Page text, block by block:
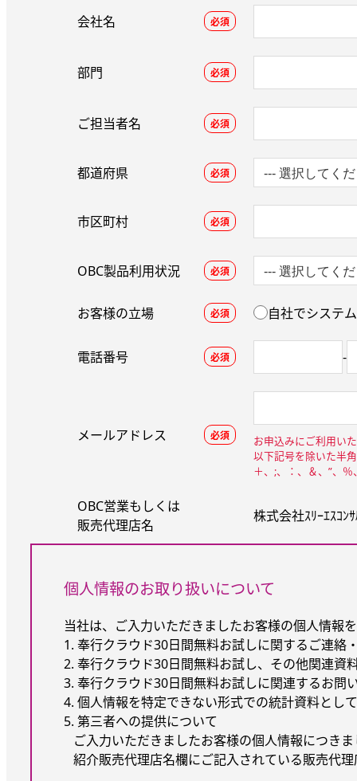
会社名 必須
部門 必須
ご担当者名 必須
都道府県 必須
市区町村 必須
OBC製品利用状況 必須
お客様の立場 必須 自社でシステ
電話番号 必須 -
メールアドレス 必須
お申込みにご利用い
以下記号を除いた半
＋、;、：、＆、”、
OBC営業もしくは
販売代理店名
株式会社ｽﾘｰｴｽｺﾝ
個人情報のお取り扱いについて
当社は、ご入力いただきましたお客様の個人情報
1. 奉行クラウド30日間無料お試しに関するご連絡
2. 奉行クラウド30日間無料お試し、その他関連資
3. 奉行クラウド30日間無料お試しに関連するお問
4. 個人情報を特定できない形式での統計資料とし
5. 第三者への提供について
ご入力いただきましたお客様の個人情報につき
紹介販売代理店名欄にご記入されている販売代